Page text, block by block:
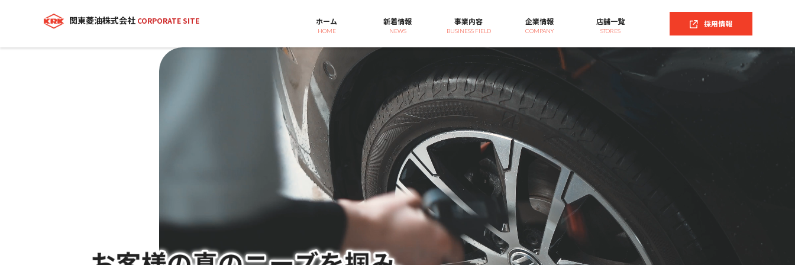
関東菱油株式会社 CORPORATE SITE ホーム
HOME
新着情報
NEWS
事業内容
BUSINESS FIELD
企業情報
COMPANY
店舗一覧
STORES
採用情報